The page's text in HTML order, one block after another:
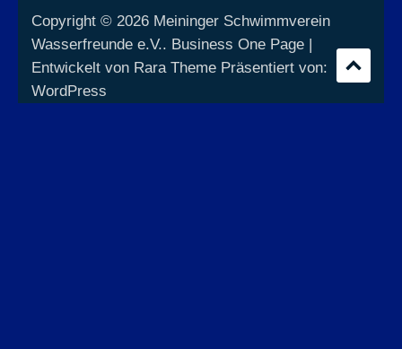
Copyright © 2026 Meininger Schwimmverein
Wasserfreunde e.V.. Business One Page |
Entwickelt von Rara Theme Präsentiert von:
WordPress